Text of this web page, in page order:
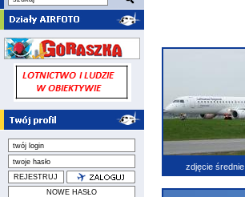
zdjęcie średnie